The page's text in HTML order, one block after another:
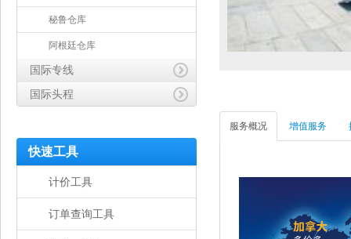
秘鲁仓库
阿根廷仓库
国际专线
国际头程
快速工具
计价工具
订单查询工具
服务概况 增值服务